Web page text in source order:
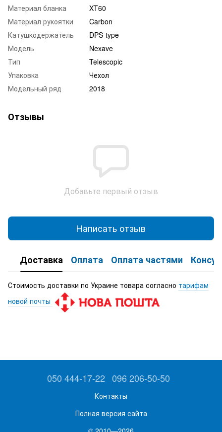
Материал бланка
XT60
Материал рукоятки
Carbon
Катушкодержатель
DPS-type
Модель
Nexave
Тип
Telescopic
Упаковка
Чехол
Модельный ряд
2018
Отзывы
Добавьте первый отзыв
Написать отзыв
Доставка Оплата Оплата частями
Стоимость доставки по Украине товара согласно тарифам
новой почты
050 444-17-22 096 206-50-50
Контакты
Полная версия сайта